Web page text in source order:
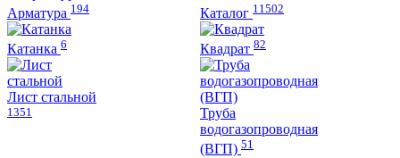
Арматура 194 Каталог 11502
Катанка 6 Квадрат 82
Лист стальной
1351
Труба
водогазопроводная
(ВГП) 51